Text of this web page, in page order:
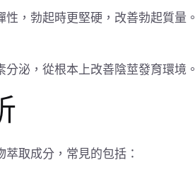
，勃起時更堅硬，改善勃起質量。
泌，從根本上改善陰莖發育環境。
取成分，常見的包括：